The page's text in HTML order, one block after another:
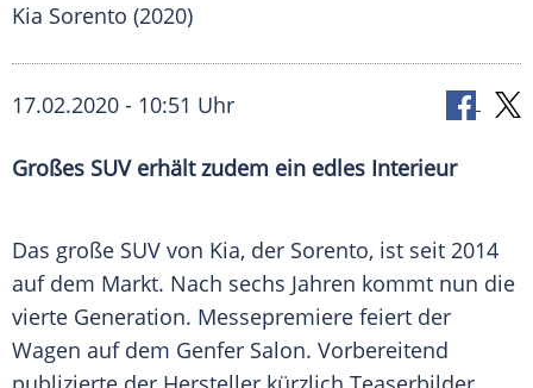
Kia Sorento (2020)
17.02.2020 - 10:51 Uhr
Großes SUV erhält zudem ein edles Interieur
Das große SUV von Kia, der Sorento, ist seit 2014
auf dem Markt. Nach sechs Jahren kommt nun die
vierte Generation. Messepremiere feiert der
Wagen auf dem Genfer Salon. Vorbereitend